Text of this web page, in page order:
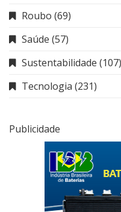
Roubo (69)
Saúde (57)
Sustentabilidade (107)
Tecnologia (231)
Publicidade